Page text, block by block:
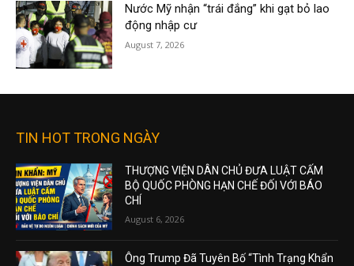
Nước Mỹ nhận “trái đắng” khi gạt bỏ lao
động nhập cư
August 7, 2026
TIN HOT TRONG NGÀY
THƯỢNG VIỆN DÂN CHỦ ĐƯA LUẬT CẤM
BỘ QUỐC PHÒNG HẠN CHẾ ĐỐI VỚI BÁO
CHÍ
August 6, 2026
Ông Trump Đã Tuyên Bố “Tình Trạng Khẩn